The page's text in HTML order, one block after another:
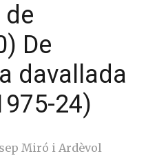
de
De
davallada
24)
Miró i Ardèvol